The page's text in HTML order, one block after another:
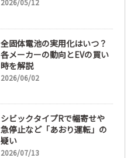
2026/05/12
全固体電池の実用化はいつ？
各メーカーの動向とEVの買い
時を解説
2026/06/02
シビックタイプRで幅寄せや
急停止など「あおり運転」の
疑い
2026/07/13